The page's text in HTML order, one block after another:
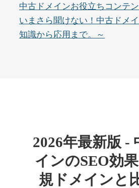
ジャンルその他
DA 45 外部リンク数4677 ド
10,800円 入札 0件
詳細を見る
外部リンク数963 ドメ
4,500円
中古ドメインお役立ちコンテ
いまさら聞けない！中古ドメ
知識から応用まで。～
2026年最新版 -
インのSEO効
規ドメインと